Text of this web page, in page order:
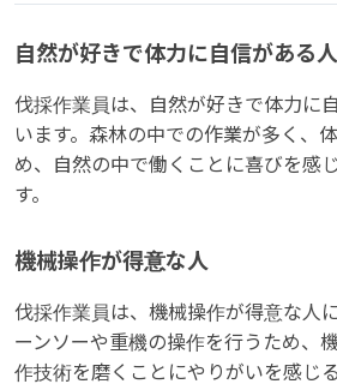
自然が好きで体力に自信がある人
伐採作業員は、自然が好きで体力に
います。森林の中での作業が多く、
め、自然の中で働くことに喜びを感
す。
機械操作が得意な人
伐採作業員は、機械操作が得意な人
ーンソーや重機の操作を行うため、
作技術を磨くことにやりがいを感じ